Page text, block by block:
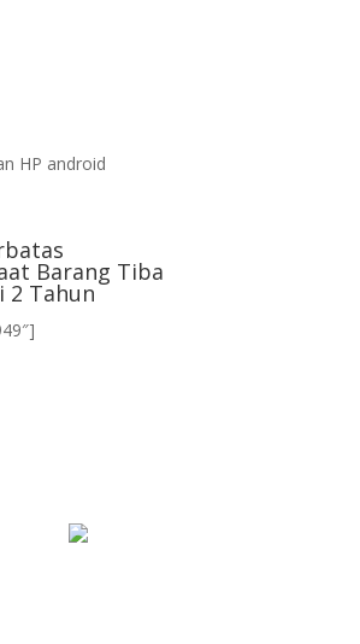
HP android
Barang Tiba
2 Tahun